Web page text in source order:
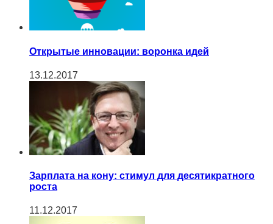
Открытые инновации: воронка идей
13.12.2017
Зарплата на кону: стимул для десятикратного
роста
11.12.2017